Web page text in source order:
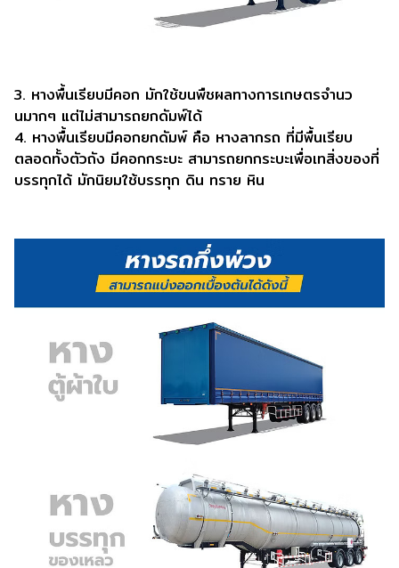
3. หางพื้นเรียบมีคอก มักใช้ขนพืชผลทางการเกษตรจำนว
นมากๆ แต่ไม่สามารถยกดัมพ์ได้
4. หางพื้นเรียบมีคอกยกดัมพ์ คือ หางลากรถ ที่มีพื้นเรียบ
ตลอดทั้งตัวถัง มีคอกกระบะ สามารถยกกระบะเพื่อเทสิ่งของที่
บรรทุกได้ มักนิยมใช้บรรทุก ดิน ทราย หิน